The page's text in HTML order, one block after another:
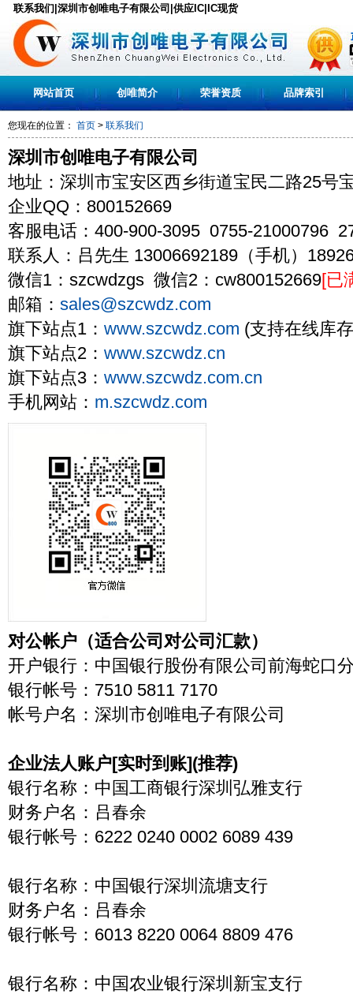
联系我们|深圳市创唯电子有限公司|供应IC|IC现货
网站首页 创唯简介 荣誉资质 品牌索引
您现在的位置： 首页 > 联系我们
深圳市创唯电子有限公司
地址：深圳市宝安区西乡街道宝民二路25号
企业QQ：800152669
客服电话：400-900-3095 0755-21000796
联系人：吕先生 13006692189（手机）
微信1：szcwdzgs 微信2：cw800152669[已
邮箱： sales@szcwdz.com
旗下站点1： www.szcwdz.com (支持在线库
旗下站点2： www.szcwdz.cn
旗下站点3： www.szcwdz.com.cn
手机网站： m.szcwdz.com
对公帐户（适合公司对公司汇款）
开户银行：中国银行股份有限公司前海蛇口
银行帐号：7510 5811 7170
帐号户名：深圳市创唯电子有限公司
企业法人账户[实时到账](推荐)
银行名称：中国工商银行深圳弘雅支行
财务户名：吕春余
银行帐号：6222 0240 0002 6089 439
银行名称：中国银行深圳流塘支行
财务户名：吕春余
银行帐号：6013 8220 0064 8809 476
银行名称：中国农业银行深圳新宝支行